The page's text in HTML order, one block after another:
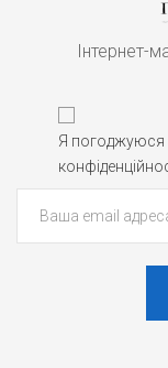
Інтернет-
Я погоджуюся